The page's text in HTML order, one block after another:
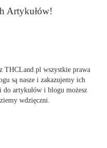
Artykułów!
THCLand.pl wszystkie prawa
są nasze i zakazujemy ich
artykułów i blogu możesz
wdzięczni.